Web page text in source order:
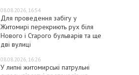
08.08.2026, 16:54
Для проведення забігу у
Житомирі перекриють рух біля
Нового і Старого бульварів та ще
дві вулиці
08.08.2026, 16:26
У липні житомирські патрульні